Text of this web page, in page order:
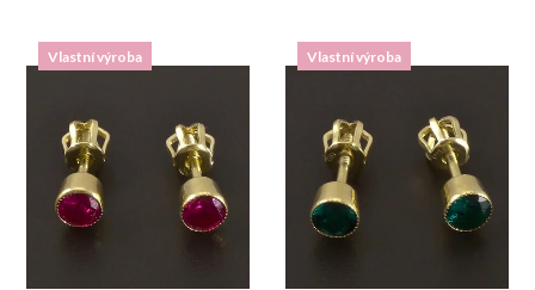
Nejdražší
Abecedně
Vlastní výroba Vlastní výroba